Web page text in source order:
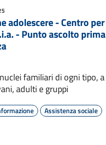
adolescere - Centro per
- Punto ascolto prima
familiari di ogni tipo, a
adulti e gruppi
Assistenza sociale